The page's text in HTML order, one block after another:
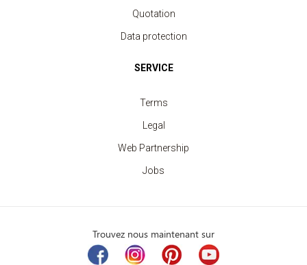
Quotation
Data protection
SERVICE
Terms
Legal
Web Partnership
Jobs
Trouvez nous maintenant sur